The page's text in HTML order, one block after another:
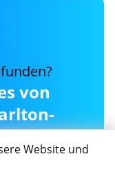
Website und
von